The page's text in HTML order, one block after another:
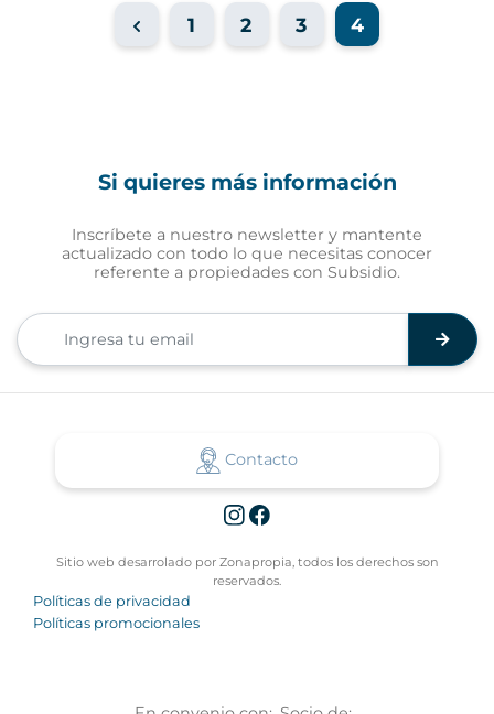
1 2 3 4
Si quieres más información
Inscríbete a nuestro newsletter y mantente
actualizado con todo lo que necesitas conocer
referente a propiedades con Subsidio.
Contacto
Sitio web desarrolado por Zonapropia, todos los derechos son
reservados.
Políticas de privacidad
Políticas promocionales